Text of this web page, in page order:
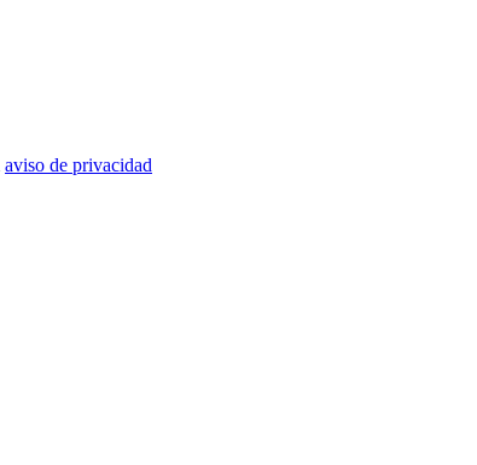
aviso de privacidad